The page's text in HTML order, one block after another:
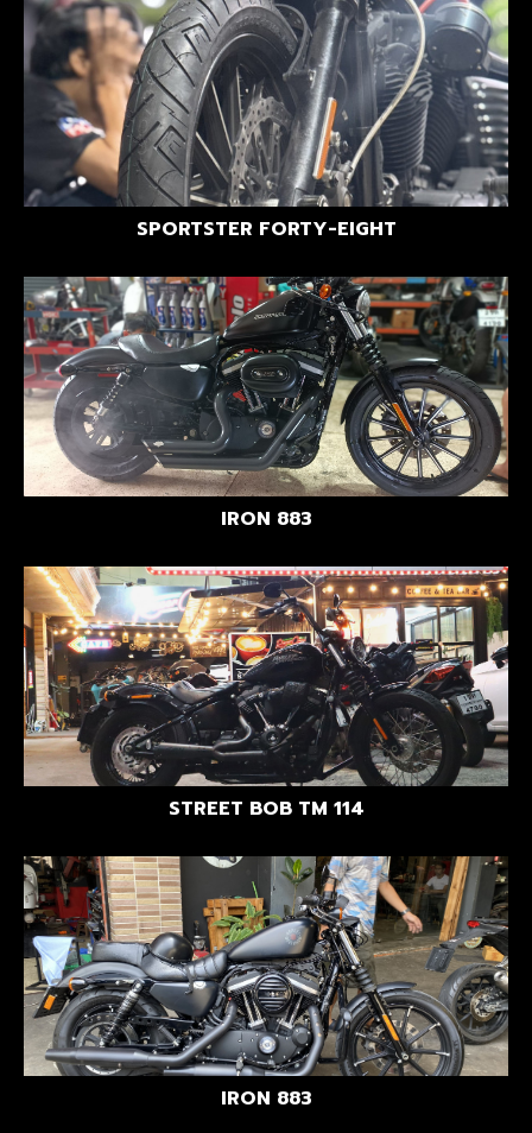
SPORTSTER FORTY-EIGHT
IRON 883
STREET BOB TM 114
IRON 883